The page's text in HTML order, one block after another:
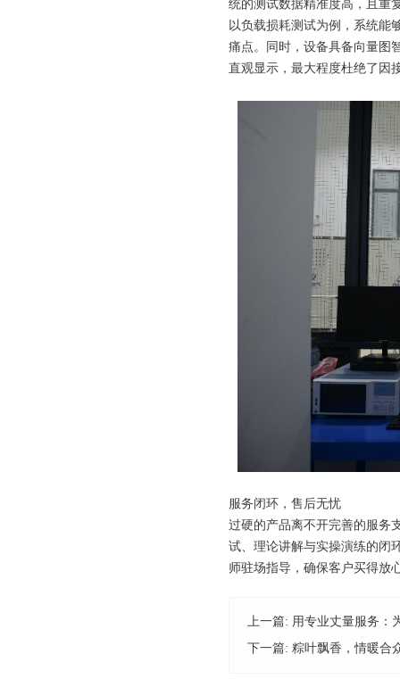
统的测试数据精准度高，且重
以负载损耗测试为例，系统能
痛点。同时，设备具备向量图
直观显示，最大程度杜绝了因
服务闭环，售后无忧
过硬的产品离不开完善的服务
试、理论讲解与实操演练的闭
师驻场指导，确保客户买得放
上一篇: 用专业丈量服务：
下一篇: 粽叶飘香，情暖合